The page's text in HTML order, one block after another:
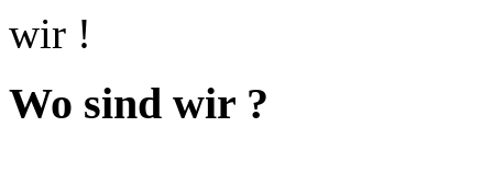
wir !
Wo sind wir ?